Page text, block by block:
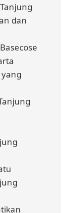
dan